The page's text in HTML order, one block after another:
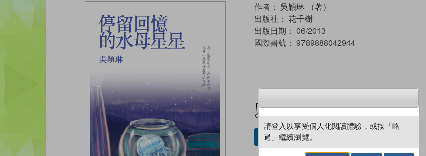
作者： 吳穎琳 （著）
出版社： 花千樹
出版日期： 06/2013
國際書號： 9789888042944
借閱實體書
請登入以享受個人化閱讀體驗，或按「略
過」繼續瀏覽。